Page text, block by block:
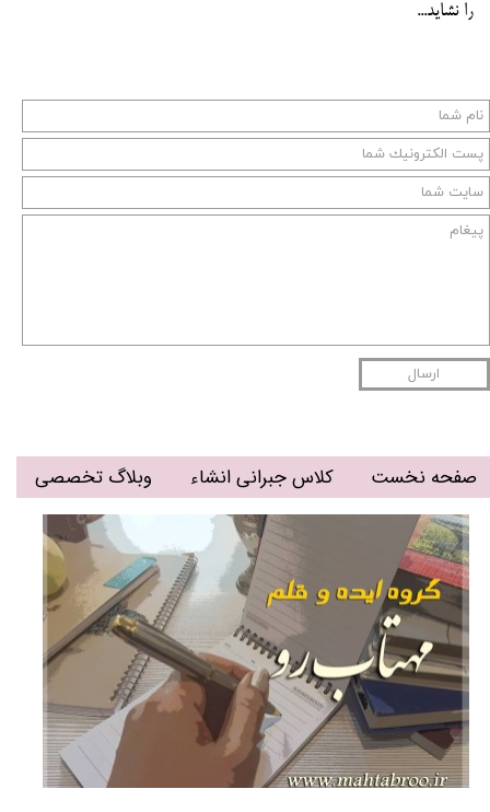
را نشاید...
صفحه نخست کلاس جبرانی انشاء وبلاگ تخصصی
ارسال